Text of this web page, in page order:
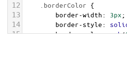
12 .borderColor {
13 border-width: 3px;
14 border-style:
15 border-color: rgb(